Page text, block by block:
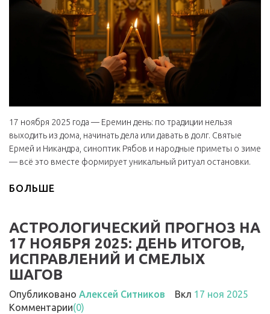
17 ноября 2025 года — Еремин день: по традиции нельзя
выходить из дома, начинать дела или давать в долг. Святые
Ермей и Никандра, синоптик Рябов и народные приметы о зиме
— всё это вместе формирует уникальный ритуал остановки.
БОЛЬШЕ
АСТРОЛОГИЧЕСКИЙ ПРОГНОЗ НА
17 НОЯБРЯ 2025: ДЕНЬ ИТОГОВ,
ИСПРАВЛЕНИЙ И СМЕЛЫХ
ШАГОВ
Опубликовано Алексей Ситников Вкл 17 ноя 2025
Комментарии(0)